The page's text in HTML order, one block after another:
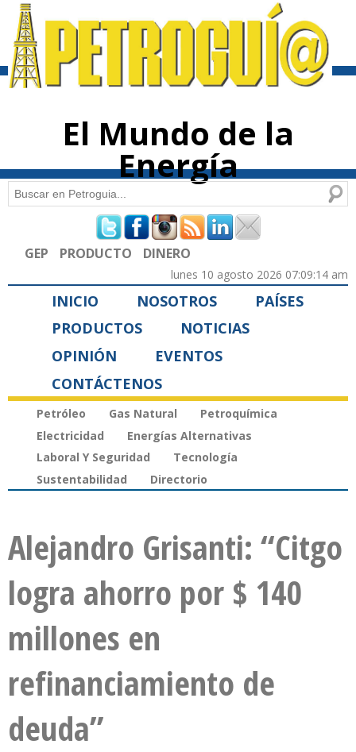
contenido
El Mundo de la
Energía
Formulario de búsqueda
Buscar
GEP PRODUCTO DINERO
lunes 10 agosto 2026 07:09:14 am
INICIO NOSOTROS
PAÍSES
PRODUCTOS
NOTICIAS
OPINIÓN
EVENTOS
CONTÁCTENOS
Petróleo Gas Natural
Petroquímica
Electricidad
Energías Alternativas
Laboral Y Seguridad
Tecnología
Sustentabilidad
Directorio
Alejandro Grisanti: “Citgo
logra ahorro por $ 140
millones en
refinanciamiento de
deuda”